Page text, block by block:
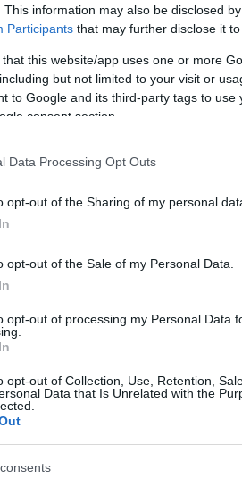
This information may also be disclosed
Participants that may further disclose it
that this website/app uses one or more
but not limited to your visit or
to Google and its third-party tags to
consent section.
Data Processing Opt Outs
opt-out of the Sharing of my personal
opt-out of the Sale of my Personal Data.
opt-out of processing my Personal Data
opt-out of Collection, Use, Retention,
Data that Is Unrelated with the
Σάο Πάουλο